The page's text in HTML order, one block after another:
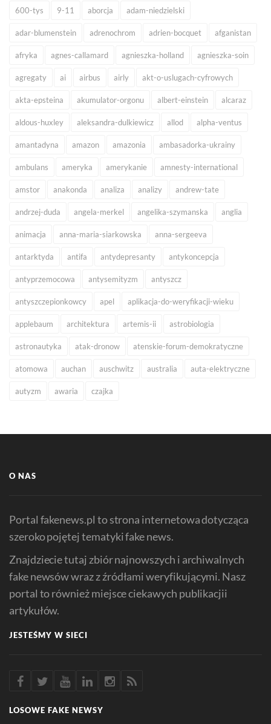
600-tys 9-11 aborcja adam-niedzielski
adar-blumenstein adrenochrom adrien-bocquet afganistan
afryka agnes-callamard agnieszka-holland agnieszka-soin
agregaty ai airbus airly akt-o-uslugach-cyfrowych
akta-epsteina akumulator-orgonu albert-einstein alcaraz
aldous-huxley aleksandra-dulkiewicz allod alpha-ventus
amantadyna amazon amazonia ambasadorka-ukrainy
ambulans ameryka amerykanie amnesty-international
amstor anakonda analiza analizy andrew-tate
andrzej-duda angela-merkel angelika-szymanska anglia
animacja anna-maria-siarkowska anna-sergeeva
antarktyda antifa antydepresanty antykoncepcja
antyprzemocowa antysemityzm antyszcz
antyszczepionkowcy apel aplikacja-do-weryfikacji-wieku
applebaum architektura artemis-ii astrobiologia
astronautyka atak-dronow atenskie-forum-demokratyczne
atomowa auchan auschwitz australia auta-elektryczne
autyzm awaria czajka
O NAS
Portal fakenews.pl to strona internetowa dotycząca
szeroko pojętej tematyki fake news.
Znajdziecie tutaj zbiór najnowszych i archiwalnych
fake newsów wraz z źródłami weryfikującymi. Nasz
portal to również miejsce ciekawych publikacjii
artykułów.
JESTEŚMY W SIECI
LOSOWE FAKE NEWSY